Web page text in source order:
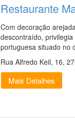
Restaurante
Com decoração
descontraído,
portuguesa situado no
Rua Alfredo Keil, 16,
Mais Detalhes